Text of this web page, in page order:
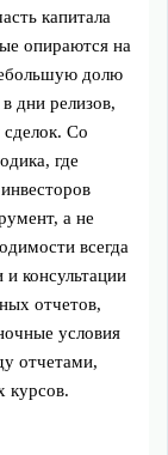
капитала
опираются на
долю
дни релизов,
Со
где
а не
всегда
консультации
отчетов,
условия
отчетами,
курсов.